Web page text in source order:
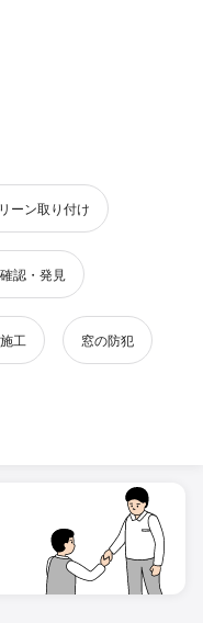
ーン取り付け
認・発見
工 窓の防犯